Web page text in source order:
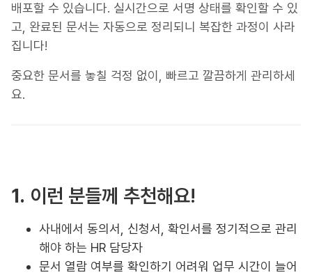
배포할 수 있습니다. 실시간으로 서명 상태를 확인할 수 있
고, 완료된 문서는 자동으로 정리되니 복잡한 과정이 사라
집니다!
중요한 문서를 놓칠 걱정 없이, 빠르고 깔끔하게 관리하세
요.
1. 이런 분들께 추천해요!
사내에서 동의서, 신청서, 확인서를 정기적으로 관리
해야 하는 HR 담당자
문서 열람 여부를 확인하기 어려워 업무 시간이 늘어